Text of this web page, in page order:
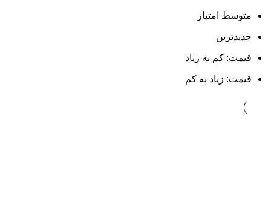
متوسط امتیاز
جدیدترین
قیمت: کم به زیاد
قیمت: زیاد به کم